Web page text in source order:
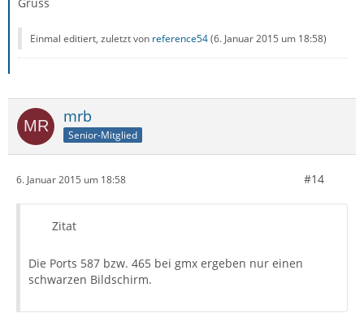
Einmal editiert, zuletzt von reference54(6. Januar 2015 um 18:58)
mrb
Senior-Mitglied
6. Januar 2015 um 18:58 #14
Zitat
Die Ports 587 bzw. 465 bei gmx ergeben nur einen
schwarzen Bildschirm.